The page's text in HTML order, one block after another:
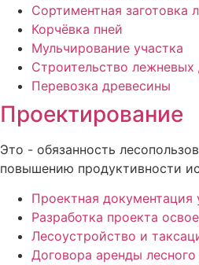
Сортиментная заготовка
Корчёвка пней
Мульчирование участка
Строительство лежневых
Перевозка древесины
Проектирование
Это - обязанность
повышению продуктивности
Проектная документация
Разработка проекта
Лесоустройство и
Договора аренды лесного